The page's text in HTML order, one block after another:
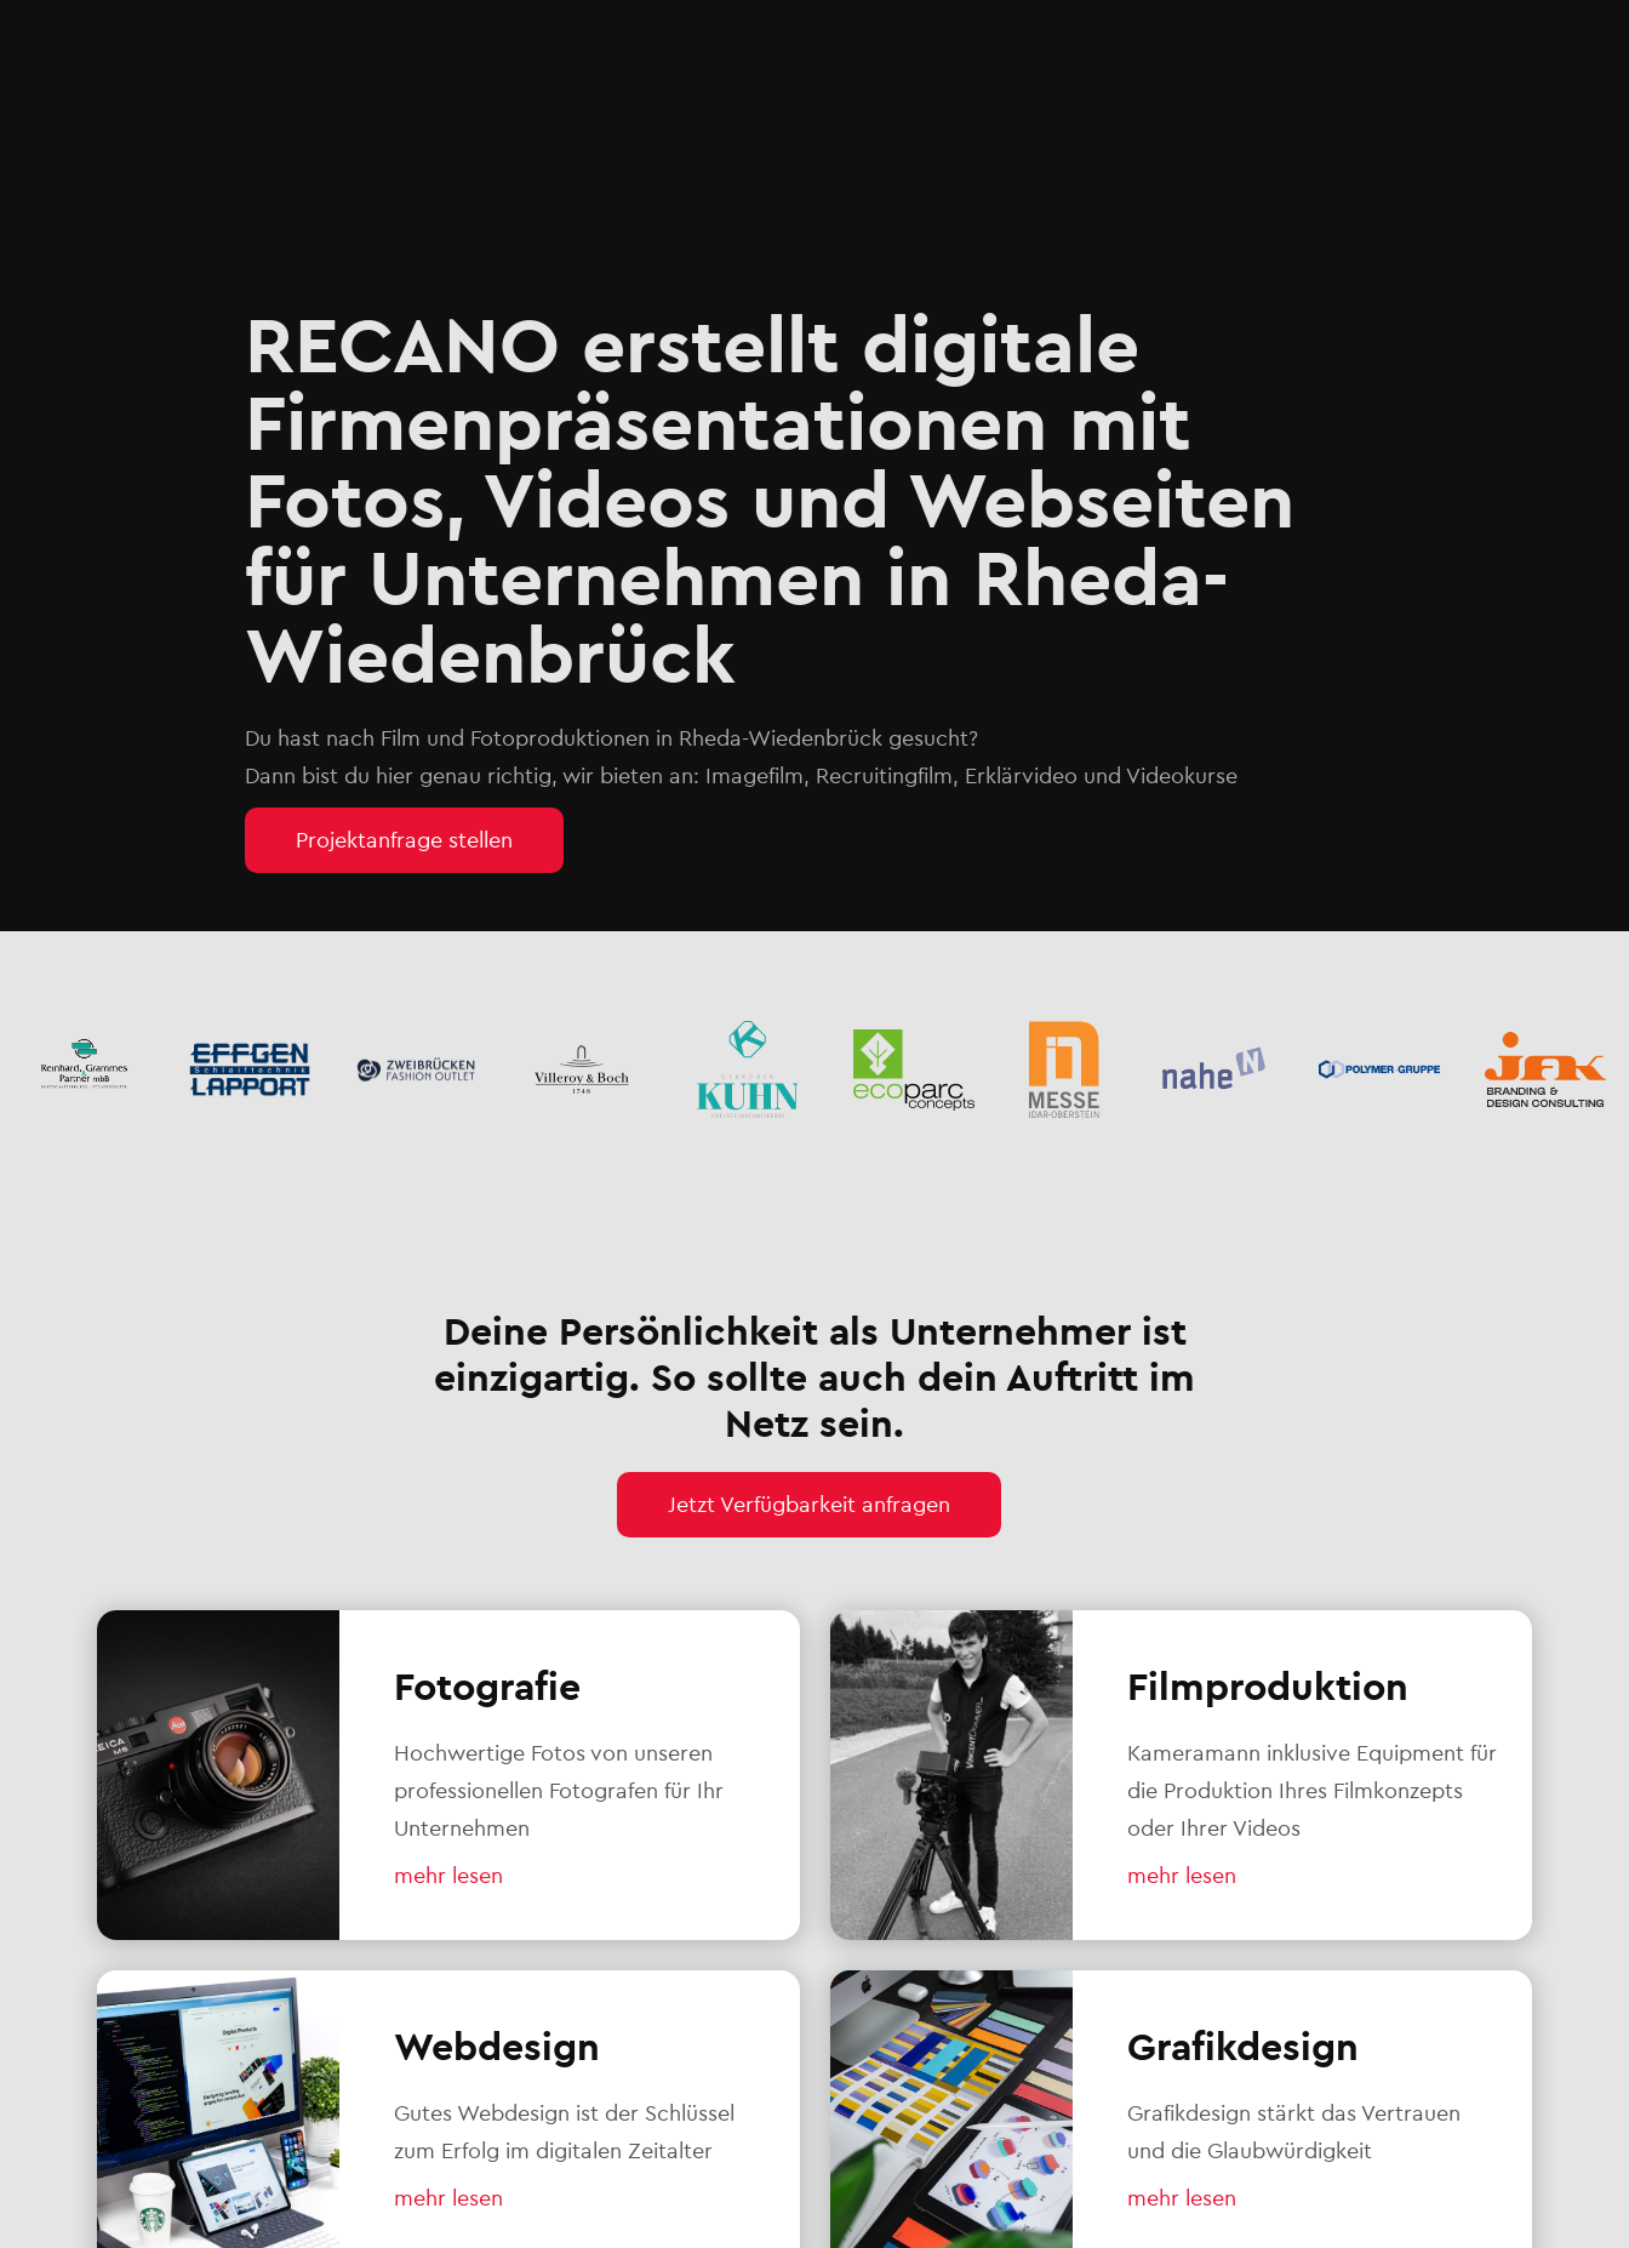
RECANO erstellt digitale
Firmenpräsentationen mit
Fotos, Videos und Webseiten
für Unternehmen in Rheda-
Wiedenbrück
Du hast nach Film und Fotoproduktionen in Rheda-Wiedenbrück gesucht?
Dann bist du hier genau richtig, wir bieten an: Imagefilm, Recruitingfilm, Erklärvideo und Videokurse
Projektanfrage stellen
Deine Persönlichkeit als Unternehmer ist
einzigartig. So sollte auch dein Auftritt im
Netz sein.
Jetzt Verfügbarkeit anfragen
Fotografie
Hochwertige Fotos von unseren
professionellen Fotografen für Ihr
Unternehmen
mehr lesen
Filmproduktion
Kameramann inklusive Equipment für
die Produktion Ihres Filmkonzepts
oder Ihrer Videos
mehr lesen
Webdesign
Gutes Webdesign ist der Schlüssel
zum Erfolg im digitalen Zeitalter
mehr lesen
Grafikdesign
Grafikdesign stärkt das Vertrauen
und die Glaubwürdigkeit
mehr lesen